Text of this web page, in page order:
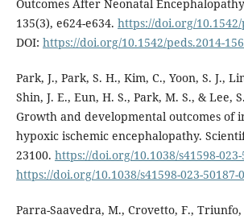
Outcomes After Neonatal
135(3), e624-e634. https://doi.org/10.1542/
DOI: https://doi.org/10.1542/peds.2014-
Park, J., Park, S. H., Kim, C., Yoon, S. J.,
Shin, J. E., Eun, H. S., Park, M. S., & Lee,
Growth and developmental outcomes of
hypoxic ischemic encephalopathy.
23100. https://doi.org/10.1038/s41598-023-
https://doi.org/10.1038/s41598-023-50187-0
Parra-Saavedra, M., Crovetto, F., Triunfo,